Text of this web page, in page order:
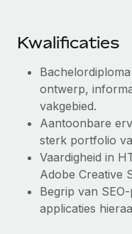
te helpen bij het
Hoe Phiture 55
beheert met
Phiture, een
mobiele
Meer informatie
Kwalificaties
ontwerp,
vakgebied.
Aantoonbare
sterk portfolio
Vaardigheid in
Adobe Creative
Begrip van
applicaties